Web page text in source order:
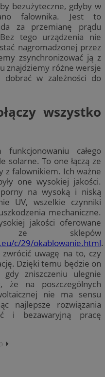
bezużyteczne, gdyby w
falownika. Jest to
za przemianę prądu
tego urządzenia nie
nagromadzonej przez
zsynchronizować ją z
znajdziemy różne wersje
w zależności do
wszystko
całego
solarne. To one łączą ze
z falownikiem. Ich ważne
one wysokiej jakości.
na wysoką i niską
UV, wszelkie czynniki
mechaniczne.
jakości oferowane
sklepów
c/29/okablowanie.html.
uwagę na to, czy
Dzięki temu będzie on
zniszczeniu ulegnie
że na poszczególnych
nie ma sensu
najlepsze rozwiązania
i bezawaryjną pracę
⏵︎